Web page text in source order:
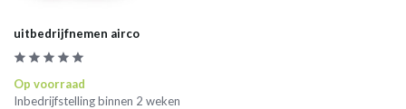
uitbedrijfnemen airco
Op voorraad
Inbedrijfstelling binnen 2 weken